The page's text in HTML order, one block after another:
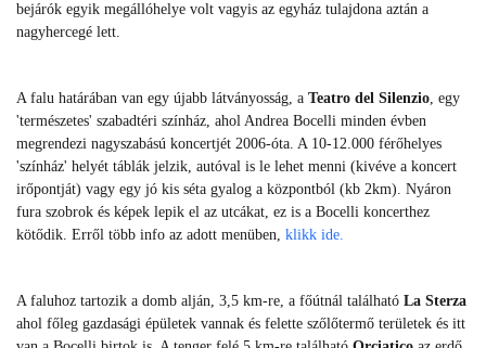
bejárók egyik megállóhelye volt vagyis az egyház tulajdona aztán a
nagyhercegé lett.
A falu határában van egy újabb látványosság, a Teatro del Silenzio, egy
'természetes' szabadtéri színház, ahol Andrea Bocelli minden évben
megrendezi nagyszabású koncertjét 2006-óta. A 10-12.000 férőhelyes
'színház' helyét táblák jelzik, autóval is le lehet menni (kivéve a koncert
irőpontját) vagy egy jó kis séta gyalog a központból (kb 2km). Nyáron
fura szobrok és képek lepik el az utcákat, ez is a Bocelli koncerthez
kötődik. Erről több info az adott menüben, klikk ide.
A faluhoz tartozik a domb alján, 3,5 km-re, a főútnál található La Sterza
ahol főleg gazdasági épületek vannak és felette szőlőtermő területek és itt